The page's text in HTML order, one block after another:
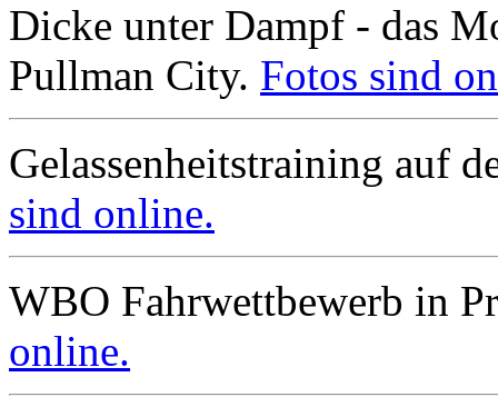
Dicke unter Dampf - das
Pullman City. Fotos sind
Gelassenheitstraining auf
sind online.
WBO Fahrwettbewerb in
online.